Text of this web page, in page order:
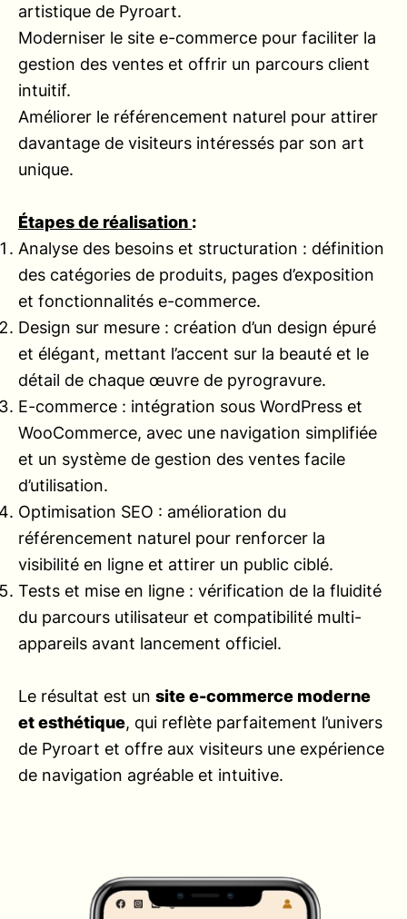
artistique de Pyroart.
Moderniser le site e-commerce pour faciliter la
gestion des ventes et offrir un parcours client
intuitif.
Améliorer le référencement naturel pour attirer
davantage de visiteurs intéressés par son art
unique.
Étapes de réalisation :
Analyse des besoins et structuration : définition
des catégories de produits, pages d’exposition
et fonctionnalités e-commerce.
Design sur mesure : création d’un design épuré
et élégant, mettant l’accent sur la beauté et le
détail de chaque œuvre de pyrogravure.
E-commerce : intégration sous WordPress et
WooCommerce, avec une navigation simplifiée
et un système de gestion des ventes facile
d’utilisation.
Optimisation SEO : amélioration du
référencement naturel pour renforcer la
visibilité en ligne et attirer un public ciblé.
Tests et mise en ligne : vérification de la fluidité
du parcours utilisateur et compatibilité multi-
appareils avant lancement officiel.
Le résultat est un site e-commerce moderne
et esthétique, qui reflète parfaitement l’univers
de Pyroart et offre aux visiteurs une expérience
de navigation agréable et intuitive.